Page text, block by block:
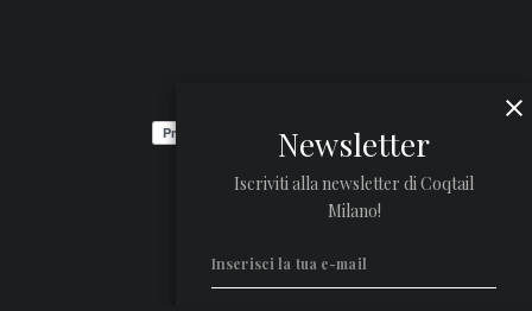
Newsletter
Iscriviti alla newsletter di Coqtail
Milano!